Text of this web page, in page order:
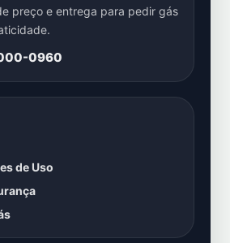
preço e entrega para pedir gás
0960
de Uso